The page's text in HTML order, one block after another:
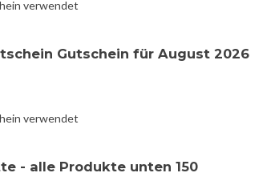
verwendet
Gutschein für August 2026
verwendet
- alle Produkte unten 150